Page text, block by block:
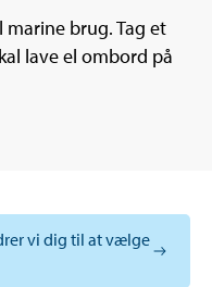
brug. Tag et
lave el ombord på
vi dig til at vælge